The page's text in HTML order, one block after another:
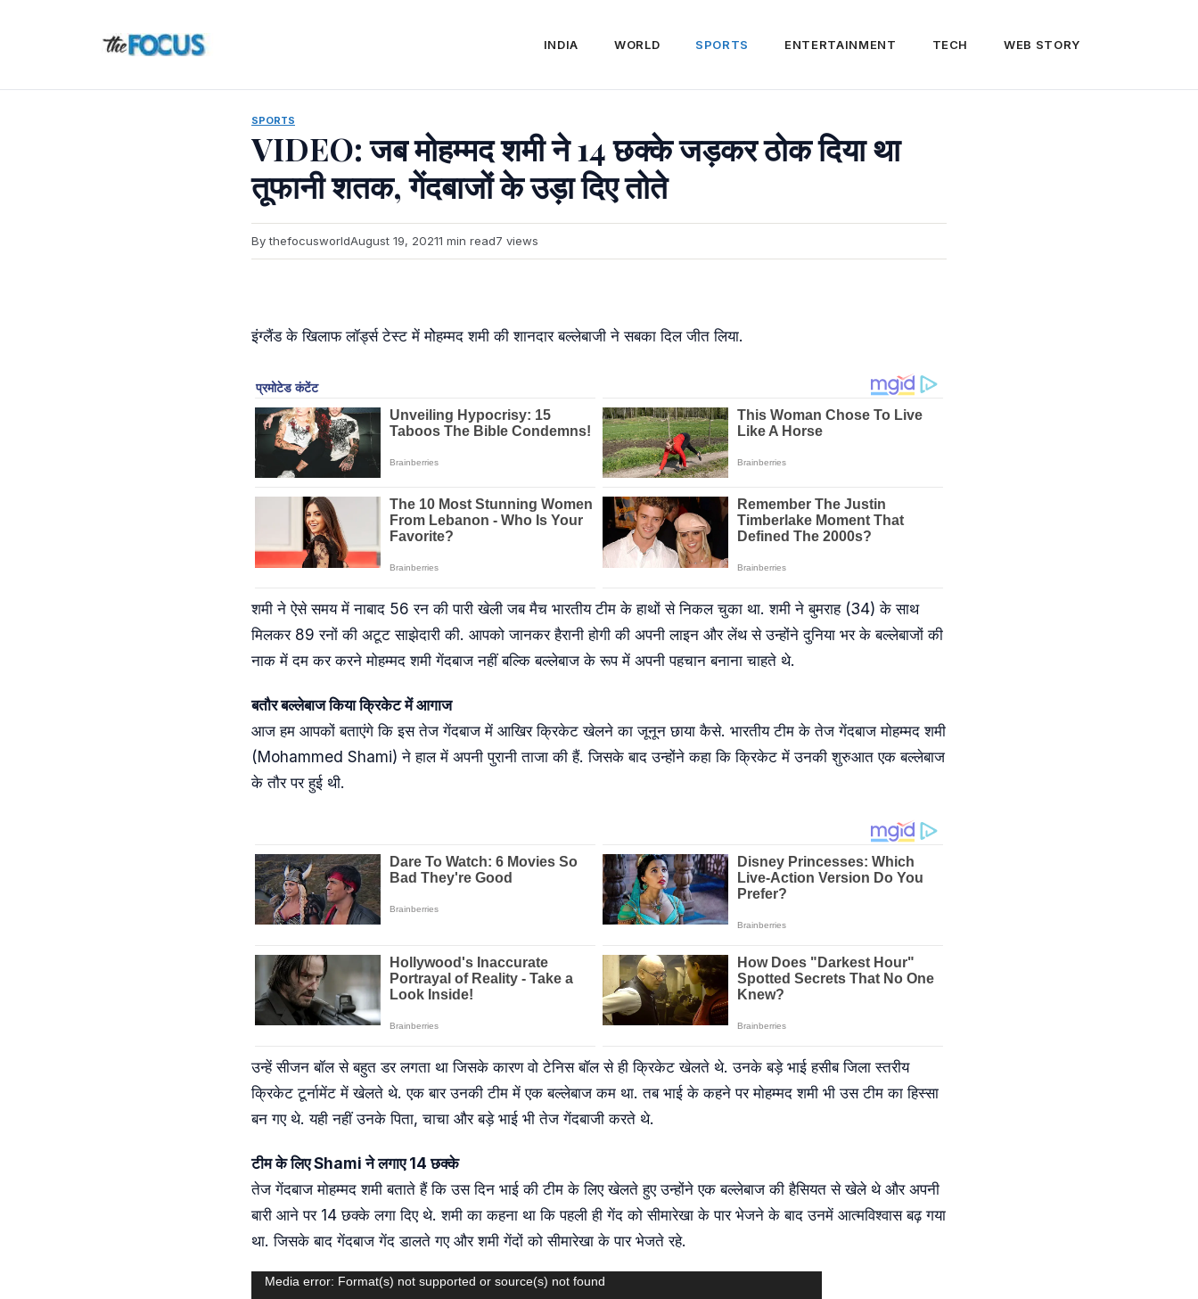
INDIA WORLD SPORTS ENTERTAINMENT TECH WEB STORY
SPORTS
VIDEO: जब मोहम्मद शमी ने 14 छक्के जड़कर ठोक दिया था
तूफानी शतक, गेंदबाजों के उड़ा दिए तोते
By thefocusworldAugust 19, 20211 min read7 views
इंग्लैंड के खिलाफ लॉर्ड्स टेस्ट में मोेहम्मद शमी की शानदार बल्लेबाजी ने सबका दिल जीत लिया.
शमी ने ऐसे समय में नाबाद 56 रन की पारी खेली जब मैच भारतीय टीम के हाथों से निकल चुका था. शमी ने बुमराह (34) के साथ
मिलकर 89 रनों की अटूट साझेदारी की. आपको जानकर हैरानी होगी की अपनी लाइन और लेंथ से उन्होंने दुनिया भर के बल्लेबाजों की
नाक में दम कर करने मोहम्मद शमी गेंदबाज नहीं बल्कि बल्लेबाज के रूप में अपनी पहचान बनाना चाहते थे.
बतौर बल्लेबाज किया क्रिकेट में आगाज
आज हम आपकों बताएंगे कि इस तेज गेंदबाज में आखिर क्रिकेट खेलने का जूनून छाया कैसे. भारतीय टीम के तेज गेंदबाज मोहम्मद शमी
(Mohammed Shami) ने हाल में अपनी पुरानी ताजा की हैं. जिसके बाद उन्होंने कहा कि क्रिकेट में उनकी शुरुआत एक बल्लेबाज
के तौर पर हुई थी.
उन्हें सीजन बॉल से बहुत डर लगता था जिसके कारण वो टेनिस बॉल से ही क्रिकेट खेलते थे. उनके बड़े भाई हसीब जिला स्तरीय
क्रिकेट टूर्नामेंट में खेलते थे. एक बार उनकी टीम में एक बल्लेबाज कम था. तब भाई के कहने पर मोहम्मद शमी भी उस टीम का हिस्सा
बन गए थे. यही नहीं उनके पिता, चाचा और बड़े भाई भी तेज गेंदबाजी करते थे.
टीम के लिए Shami ने लगाए 14 छक्के
तेज गेंदबाज मोहम्मद शमी बताते हैं कि उस दिन भाई की टीम के लिए खेलते हुए उन्होंने एक बल्लेबाज की हैसियत से खेले थे और अपनी
बारी आने पर 14 छक्के लगा दिए थे. शमी का कहना था कि पहली ही गेंद को सीमारेखा के पार भेजने के बाद उनमें आत्मविश्वास बढ़ गया
था. जिसके बाद गेंदबाज गेंद डालते गए और शमी गेंदों को सीमारेखा के पार भेजते रहे.
Video
Media error: Format(s) not supported or source(s) not found